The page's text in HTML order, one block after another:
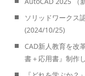
ソリッドワークス
(2024/10/25)
CAD新人教育を改
書＋応用書』制作